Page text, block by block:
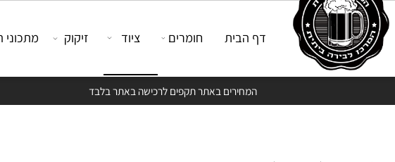
המחירים באתר תקפים לרכישה באתר בלבד
דף הבית חומרים ציוד זיקוק מתכוני הבית